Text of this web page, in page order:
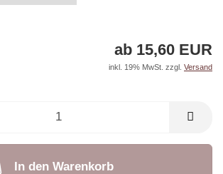
ab 15,60 EUR
inkl. 19% MwSt. zzgl. Versand
In den Warenkorb